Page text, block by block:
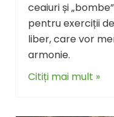
ceaiuri și
pentru exerciții
liber, care vor
armonie.
Citiți mai mult »